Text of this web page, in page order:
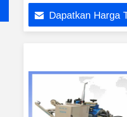
Dapatkan Harga